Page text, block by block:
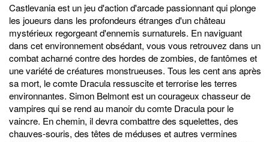
Castlevania est un jeu d'action d'arcade passionnant qui plonge
les joueurs dans les profondeurs étranges d'un château
mystérieux regorgeant d'ennemis surnaturels. En naviguant
dans cet environnement obsédant, vous vous retrouvez dans un
combat acharné contre des hordes de zombies, de fantômes et
une variété de créatures monstrueuses. Tous les cent ans après
sa mort, le comte Dracula ressuscite et terrorise les terres
environnantes. Simon Belmont est un courageux chasseur de
vampires qui se rend au manoir du comte Dracula pour le
vaincre. En chemin, il devra combattre des squelettes, des
chauves-souris, des têtes de méduses et autres vermines